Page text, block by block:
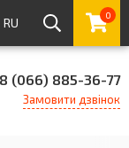
RU 0
(066) 885-36-77
Замовити дзвінок